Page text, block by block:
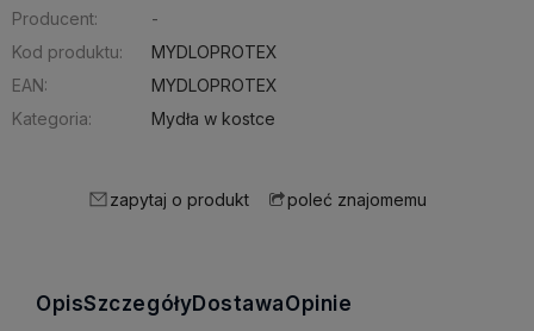
Producent:
-
Kod produktu:
MYDLOPROTEX
EAN:
MYDLOPROTEX
Kategoria:
Mydła w kostce
zapytaj o produkt poleć znajomemu
OpisSzczegółyDostawaOpinie